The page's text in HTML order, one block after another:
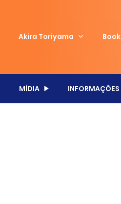
Akira Toriyama
MÍDIA INFORMAÇÕES